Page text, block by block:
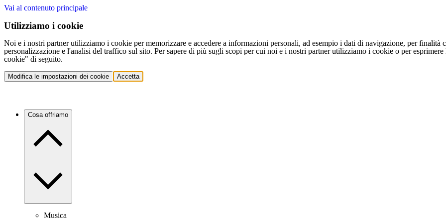
Vai al contenuto principale
Utilizziamo i cookie
Noi e i nostri partner utilizziamo i cookie per memorizzare e accedere a informazioni personali, ad esempio i dati di navigazione, per finalità
personalizzazione e l'analisi del traffico sul sito. Per sapere di più sugli scopi per cui noi e i nostri partner utilizziamo i cookie o per
cookie" di seguito.
Modifica le impostazioni dei cookie Accetta
Cosa offriamo
Musica